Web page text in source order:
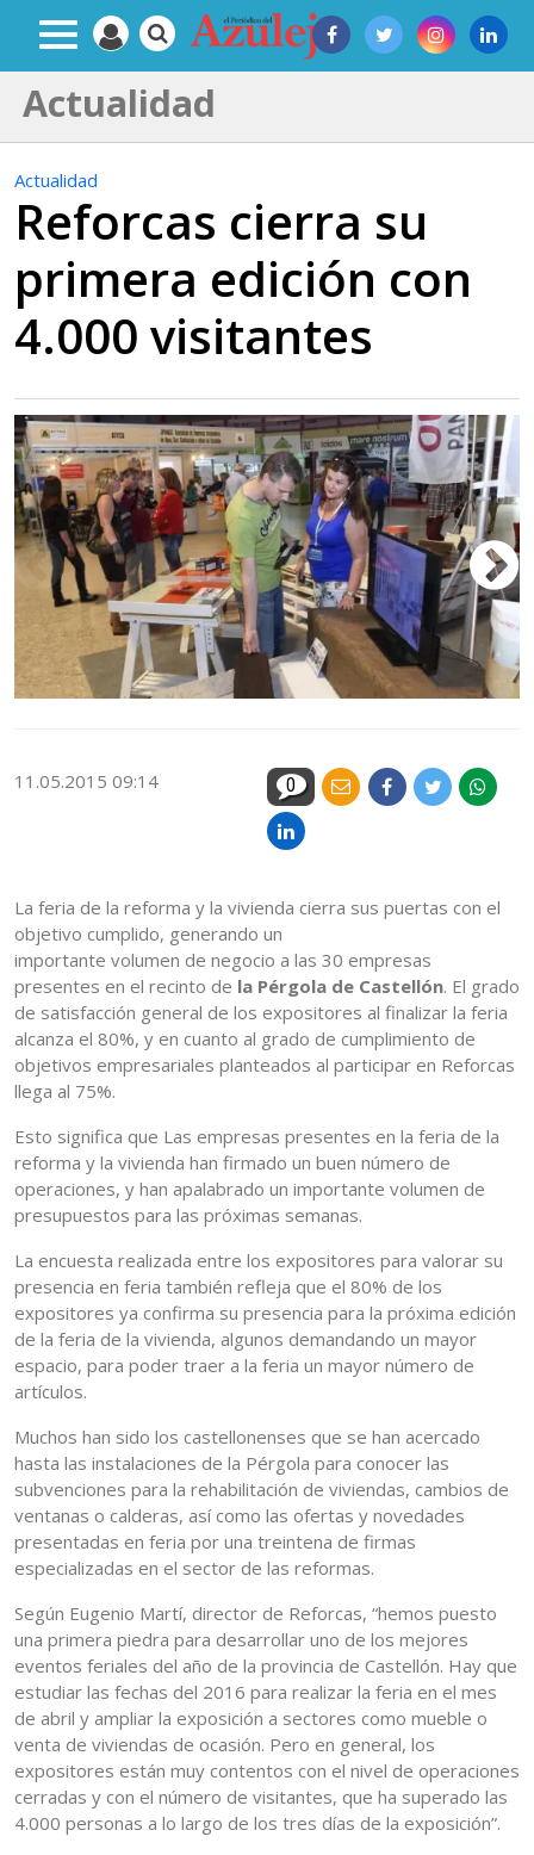
Actualidad
Actualidad
Reforcas cierra su
primera edición con
4.000 visitantes
11.05.2015 09:14 0
La feria de la reforma y la vivienda cierra sus puertas con el
objetivo cumplido, generando un
importante volumen de negocio a las 30 empresas
presentes en el recinto de la Pérgola de Castellón. El grado
de satisfacción general de los expositores al finalizar la feria
alcanza el 80%, y en cuanto al grado de cumplimiento de
objetivos empresariales planteados al participar en Reforcas
llega al 75%.
Esto significa que Las empresas presentes en la feria de la
reforma y la vivienda han firmado un buen número de
operaciones, y han apalabrado un importante volumen de
presupuestos para las próximas semanas.
La encuesta realizada entre los expositores para valorar su
presencia en feria también refleja que el 80% de los
expositores ya confirma su presencia para la próxima edición
de la feria de la vivienda, algunos demandando un mayor
espacio, para poder traer a la feria un mayor número de
artículos.
Muchos han sido los castellonenses que se han acercado
hasta las instalaciones de la Pérgola para conocer las
subvenciones para la rehabilitación de viviendas, cambios de
ventanas o calderas, así como las ofertas y novedades
presentadas en feria por una treintena de firmas
especializadas en el sector de las reformas.
Según Eugenio Martí, director de Reforcas, “hemos puesto
una primera piedra para desarrollar uno de los mejores
eventos feriales del año de la provincia de Castellón. Hay que
estudiar las fechas del 2016 para realizar la feria en el mes
de abril y ampliar la exposición a sectores como mueble o
venta de viviendas de ocasión. Pero en general, los
expositores están muy contentos con el nivel de operaciones
cerradas y con el número de visitantes, que ha superado las
4.000 personas a lo largo de los tres días de la exposición”.